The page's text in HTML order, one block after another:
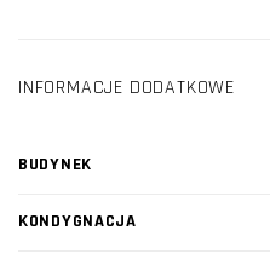
INFORMACJE DODATKOWE
BUDYNEK
KONDYGNACJA